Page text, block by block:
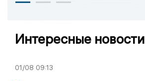
Интересные новости
01/08 09:13